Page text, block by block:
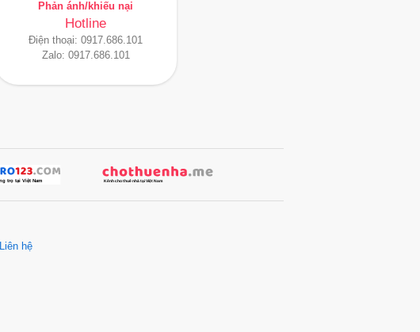
Phản ánh/khiếu nại
Hotline
Điện thoại: 0917.686.101
Zalo: 0917.686.101
Liên hệ